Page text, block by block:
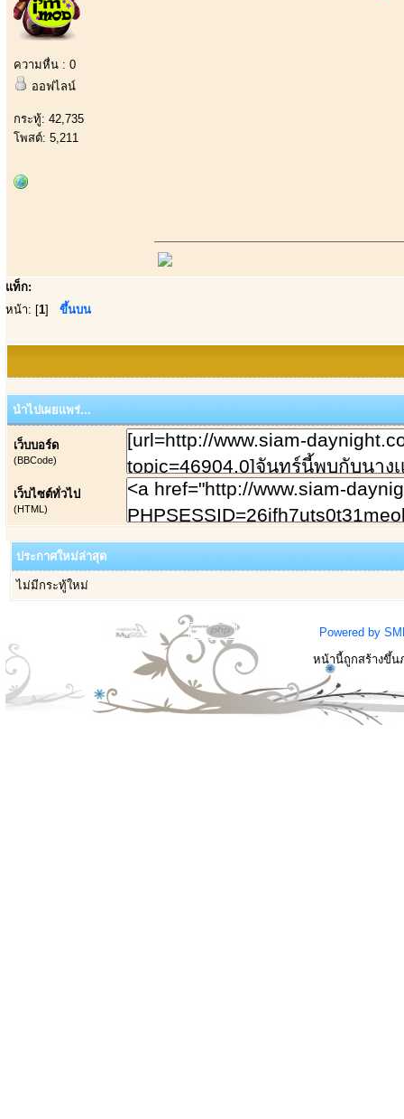
ความหื่น : 0
ออฟไลน์
กระทู้: 42,735
โพสต์: 5,211
แท็ก:
หน้า: [1] ขึ้นบน
นำไปเผยแพร่...
เว็บบอร์ด
(BBCode)
เว็บไซต์ทั่วไป
(HTML)
ประกาศใหม่ล่าสุด
ไม่มีกระทู้ใหม่
Powered by
หน้านี้ถูกสร้างขึ้น